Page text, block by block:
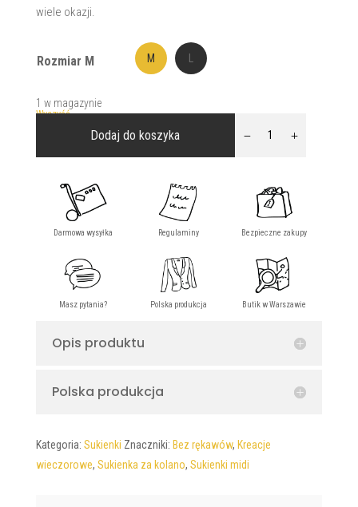
wiele okazji.
Rozmiar M M
Wyczyść
1 w magazynie
Sukienka
klasyczna
BLANCA
Dodaj do koszyka
Opis produktu
Polska produkcja
Kategoria: Sukienki Znaczniki: Bez rękawów, Kreacje
wieczorowe, Sukienka za kolano, Sukienki midi